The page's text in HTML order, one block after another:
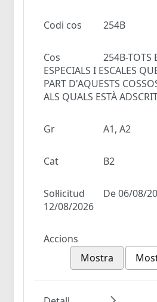
Codi cos 254B
Cos
254B-TOTS
ESPECIALS I ESCALES
PART D'AQUESTS
ALS QUALS ESTÀ
Gr A1, A2
Cat B2
Sol·licitud
De 06/08/
12/08/2026
Accions
Mostra